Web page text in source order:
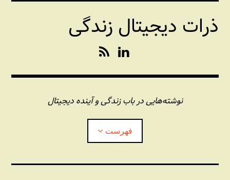
رفتن
محتواذرات دیجیتال زندگی
n
k
e
d
I
n
S
نوشته‌هایی در باب زندگی و آینده دیجیتال
فهرست